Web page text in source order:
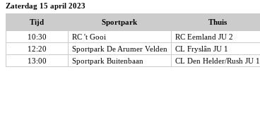
Zaterdag 15 april 2023
Tijd
Sportpark Thuis
10:30
RC 't Gooi RC Eemland JU 2
12:20
Sportpark De Arumer Velden CL Fryslân JU 1
13:00
Sportpark Buitenbaan CL Den Helder/Rush JU 1